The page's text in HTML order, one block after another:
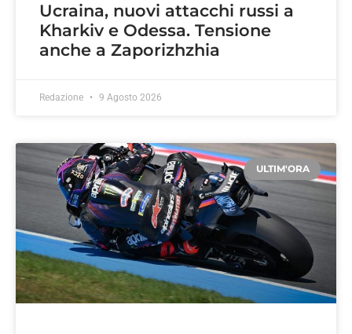
Ucraina, nuovi attacchi russi a
Kharkiv e Odessa. Tensione
anche a Zaporizhzhia
Redazione 9 Agosto 2026
ULTIM'ORA